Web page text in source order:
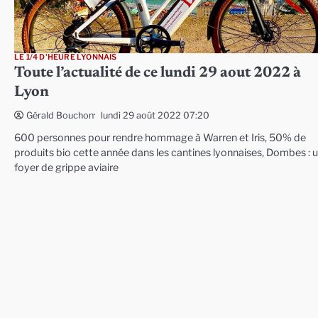
LE 1/4 D'HEURE LYONNAIS
Toute l’actualité de ce lundi 29 aout 2022 à
Lyon
Gérald Bouchon lundi 29 août 2022 07:20
600 personnes pour rendre hommage à Warren et Iris, 50% de
produits bio cette année dans les cantines lyonnaises, Dombes :
foyer de grippe aviaire